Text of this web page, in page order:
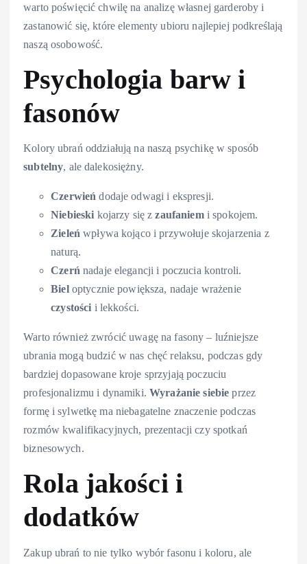
warto poświęcić chwilę na analizę własnej garderoby i
zastanowić się, które elementy ubioru najlepiej podkreślają
naszą osobowość.
Psychologia barw i
fasonów
Kolory ubrań oddziałują na naszą psychikę w sposób
subtelny, ale dalekosiężny.
Czerwień dodaje odwagi i ekspresji.
Niebieski kojarzy się zzaufaniemi spokojem.
Zieleń wpływa kojąco i przywołuje skojarzenia z
naturą.
Czerń nadaje elegancji i poczucia kontroli.
Bieloptycznie powiększa, nadaje wrażenie
czystości i lekkości.
Warto również zwrócić uwagę na fasony – luźniejsze
ubrania mogą budzić w nas chęć relaksu, podczas gdy
bardziej dopasowane kroje sprzyjają poczuciu
profesjonalizmu i dynamiki.Wyrażanie siebie przez
formę i sylwetkę ma niebagatelne znaczenie podczas
rozmów kwalifikacyjnych, prezentacji czy spotkań
biznesowych.
Rola jakości i
dodatków
Zakup ubrań to nie tylko wybór fasonu i koloru, ale